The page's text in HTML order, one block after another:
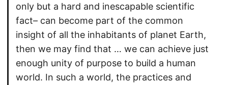
only but a hard and inescapable scientific
fact– can become part of the common
insight of all the inhabitants of planet Earth,
then we may find that … we can achieve just
enough unity of purpose to build a human
world. In such a world, the practices and